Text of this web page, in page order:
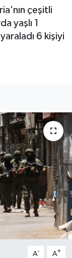
çeşitli
yaşlı 1
6 kişiyi
A- A+